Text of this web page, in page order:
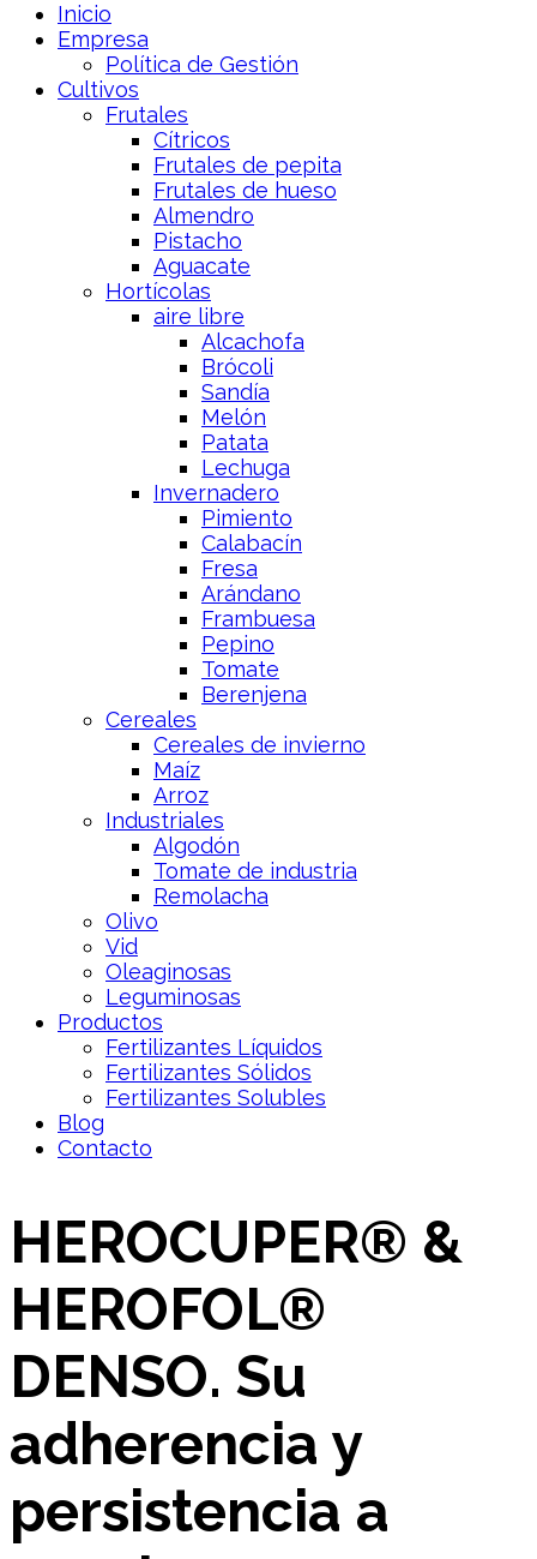
Inicio
Empresa
Política de Gestión
Cultivos
Frutales
Cítricos
Frutales de pepita
Frutales de hueso
Almendro
Pistacho
Aguacate
Hortícolas
aire libre
Alcachofa
Brócoli
Sandía
Melón
Patata
Lechuga
Invernadero
Pimiento
Calabacín
Fresa
Arándano
Frambuesa
Pepino
Tomate
Berenjena
Cereales
Cereales de invierno
Maíz
Arroz
Industriales
Algodón
Tomate de industria
Remolacha
Olivo
Vid
Oleaginosas
Leguminosas
Productos
Fertilizantes Líquidos
Fertilizantes Sólidos
Fertilizantes Solubles
Blog
Contacto
HEROCUPER® &
HEROFOL®
DENSO. Su
adherencia y
persistencia a